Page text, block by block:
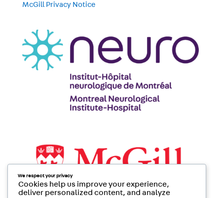
McGill Privacy Notice
We respect your privacy
Cookies help us improve your experience,
deliver personalized content, and analyze